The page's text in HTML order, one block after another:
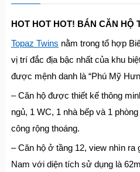
HOT HOT HOT! BÁN CĂN HỘ
Topaz Twins nằm trong tổ hợp
vị trí đắc địa bậc nhất của khu
được mệnh danh là “Phú Mỹ
– Căn hộ được thiết kế thông
ngủ, 1 WC, 1 nhà bếp và 1
công rộng thoáng.
– Căn hộ ở tầng 12, view nhìn
Nam với diện tích sử dụng là